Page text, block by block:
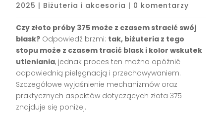
2025 | Biżuteria i akcesoria | 0 komentarzy
Czy złoto próby 375 może z czasem stracić swój
blask? Odpowiedź brzmi: tak, biżuteria z tego
stopu może z czasem tracić blask i kolor wskutek
utleniania, jednak proces ten można opóźnić
odpowiednią pielęgnacją i przechowywaniem.
Szczegółowe wyjaśnienie mechanizmów oraz
praktycznych aspektów dotyczących złota 375
znajduje się poniżej.